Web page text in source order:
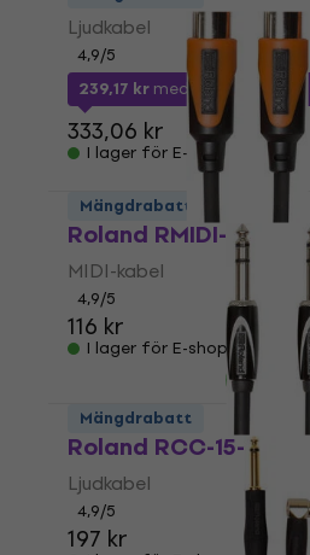
Ljudkabel
4,9/5
239,17 krmed kod
333,06 kr
I lager för E-shop
Roland RMIDI-B 1,5
MIDI-kabel
4,9/5
116 kr
I lager för E-shop
Mängdrabatt
Roland RCC-15-
Ljudkabel
4,9/5
197 kr
Mängdrabatt